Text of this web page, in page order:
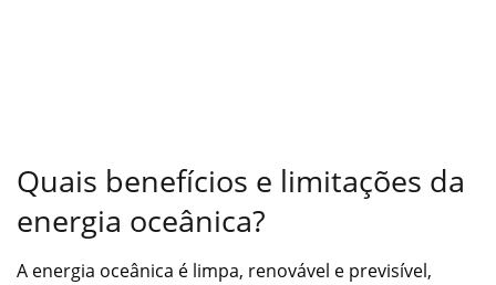
Quais benefícios e limitações da
energia oceânica?
A energia oceânica é limpa, renovável e previsível,